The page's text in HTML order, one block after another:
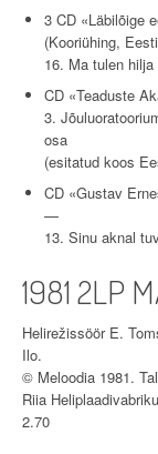
3 CD «Läbilõige
(Kooriühing,
16. Ma tulen
CD «Teaduste
3.
osa
(esitatud koos
CD «Gustav
—
13. Sinu aknal
1981 2LP
Helirežissöör E.
Ilo.
© Meloodia 1981.
Riia
2.70